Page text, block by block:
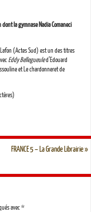
la gymnase Nadia Comaneci
(Actes Sud) est un des titres
Eddy Bellegueuled’Edouard
et Le chardonneret de
FRANCE 5 – La Grande Librairie»
avec*